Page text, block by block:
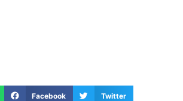
Facebook Twitter